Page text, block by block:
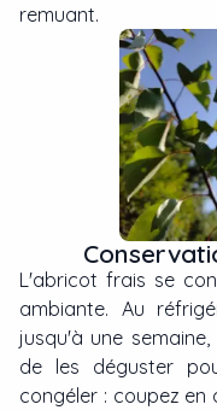
remuant.
L'abricot frais se
ambiante. Au
jusqu'à une
de les déguster
congéler : coupez en